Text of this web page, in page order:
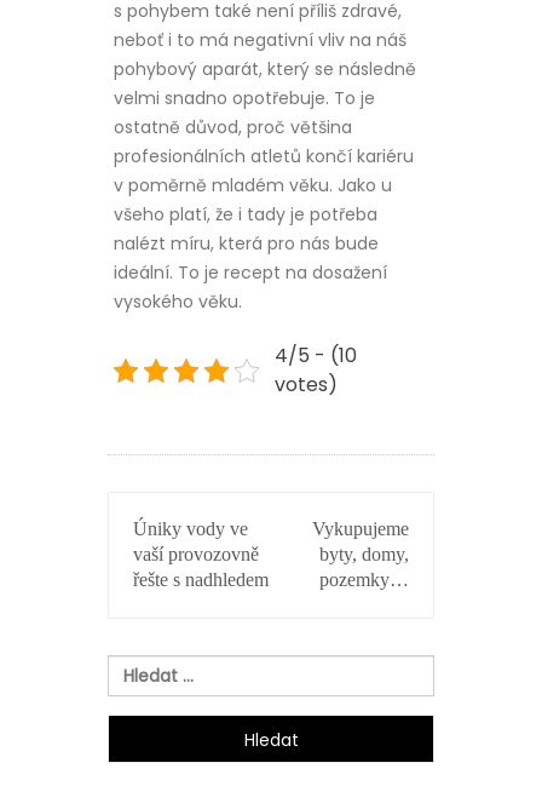
s pohybem také není příliš zdravé,
neboť i to má negativní vliv na náš
pohybový aparát, který se následně
velmi snadno opotřebuje. To je
ostatně důvod, proč většina
profesionálních atletů končí kariéru
v poměrně mladém věku. Jako u
všeho platí, že i tady je potřeba
nalézt míru, která pro nás bude
ideální. To je recept na dosažení
vysokého věku.
4/5 - (10
votes)
PRO
PŘÍSPĚVEK
Úniky vody ve
vaší provozovně
řešte s nadhledem
Vykupujeme
byty, domy,
pozemky…
Vyhledávání